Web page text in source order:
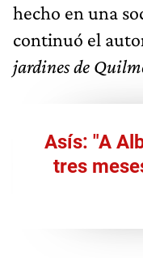
hecho en una
continuó el
jardines de
Asís: "A
tres